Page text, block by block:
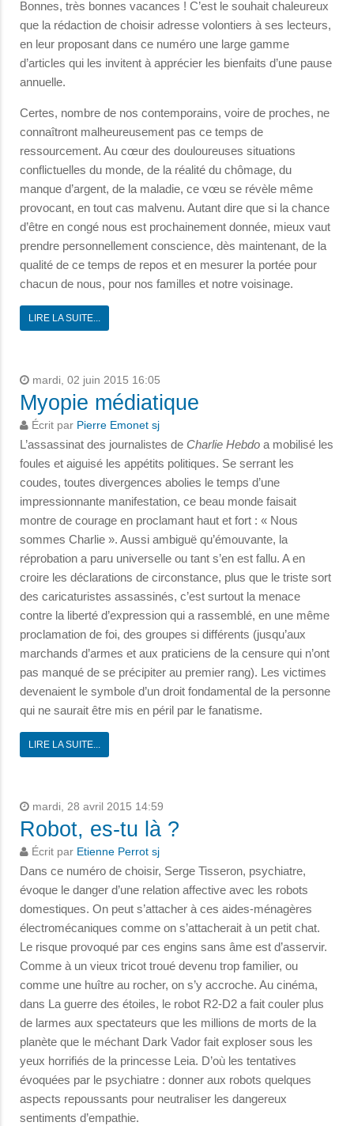
Bonnes, très bonnes vacances ! C’est le souhait chaleureux
que la rédaction de choisir adresse volontiers à ses lecteurs,
en leur proposant dans ce numéro une large gamme
d’articles qui les invitent à apprécier les bienfaits d’une pause
annuelle.
Certes, nombre de nos contemporains, voire de proches, ne
connaîtront malheureusement pas ce temps de
ressourcement. Au cœur des douloureuses situations
conflictuelles du monde, de la réalité du chômage, du
manque d’argent, de la maladie, ce vœu se révèle même
provocant, en tout cas malvenu. Autant dire que si la chance
d’être en congé nous est prochainement donnée, mieux vaut
prendre personnellement conscience, dès maintenant, de la
qualité de ce temps de repos et en mesurer la portée pour
chacun de nous, pour nos familles et notre voisinage.
LIRE LA SUITE...
mardi, 02 juin 2015 16:05
Myopie médiatique
Écrit par Pierre Emonet sj
L’assassinat des journalistes de Charlie Hebdo a mobilisé les
foules et aiguisé les appétits politiques. Se serrant les
coudes, toutes divergences abolies le temps d’une
impressionnante manifestation, ce beau monde faisait
montre de courage en proclamant haut et fort : « Nous
sommes Charlie ». Aussi ambiguë qu’émouvante, la
réprobation a paru universelle ou tant s’en est fallu. A en
croire les déclarations de circonstance, plus que le triste sort
des caricaturistes assassinés, c’est surtout la menace
contre la liberté d’expression qui a rassemblé, en une même
proclamation de foi, des groupes si différents (jusqu’aux
marchands d’armes et aux praticiens de la censure qui n’ont
pas manqué de se précipiter au premier rang). Les victimes
devenaient le symbole d’un droit fondamental de la personne
qui ne saurait être mis en péril par le fanatisme.
LIRE LA SUITE...
mardi, 28 avril 2015 14:59
Robot, es-tu là ?
Écrit par Etienne Perrot sj
Dans ce numéro de choisir, Serge Tisseron, psychiatre,
évoque le danger d’une relation affective avec les robots
domestiques. On peut s’attacher à ces aides-ménagères
électromécaniques comme on s’attacherait à un petit chat.
Le risque provoqué par ces engins sans âme est d’asservir.
Comme à un vieux tricot troué devenu trop familier, ou
comme une huître au rocher, on s’y accroche. Au cinéma,
dans La guerre des étoiles, le robot R2-D2 a fait couler plus
de larmes aux spectateurs que les millions de morts de la
planète que le méchant Dark Vador fait exploser sous les
yeux horrifiés de la princesse Leia. D’où les tentatives
évoquées par le psychiatre : donner aux robots quelques
aspects repoussants pour neutraliser les dangereux
sentiments d’empathie.